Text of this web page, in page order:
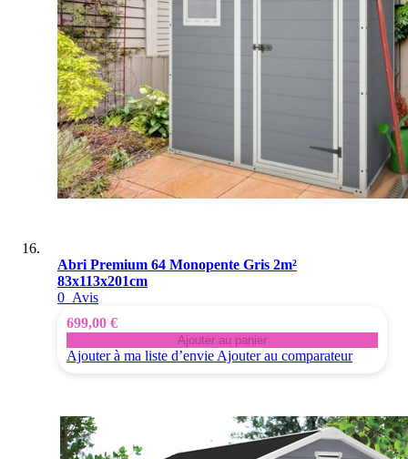
Abri Premium 64 Monopente Gris 2m²
83x113x201cm
0 Avis
699,00 €
Ajouter au panier
Ajouter à ma liste d’envie Ajouter au comparateur